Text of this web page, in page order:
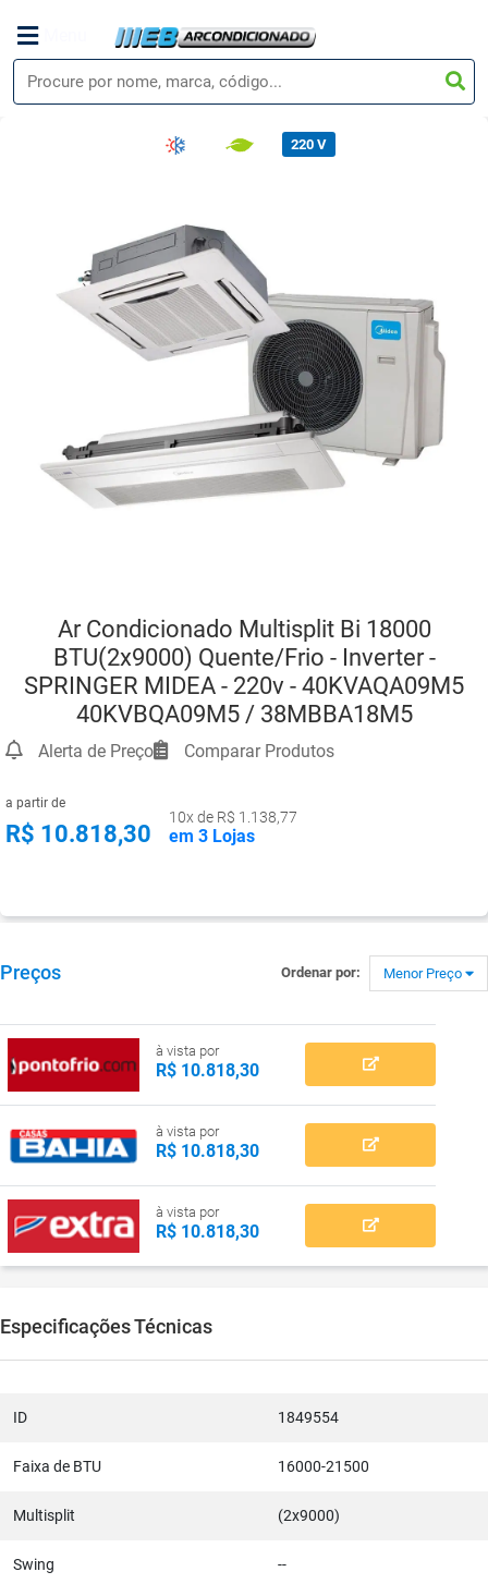
Ar Condicionado Multisplit Bi 18000
BTU(2x9000) Quente/Frio - Inverter -
SPRINGER MIDEA - 220v - 40KVAQA09M5
40KVBQA09M5 / 38MBBA18M5
Alerta de Preço Comparar Produtos
a partir de
R$ 10.818,30
10x de R$ 1.138,77
em 3 Lojas
220 V
Preços Ordenar por: Menor Preço
à vista por
R$ 10.818,30
à vista por
R$ 10.818,30
à vista por
R$ 10.818,30
Especificações Técnicas
ID 1849554
Faixa de BTU 16000-21500
Multisplit (2x9000)
Swing --